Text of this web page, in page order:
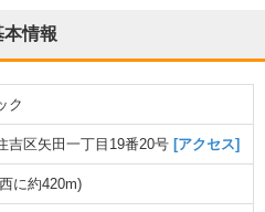
本情報
ク
吉区矢田一丁目19番20号 [アクセス]
に約420m)